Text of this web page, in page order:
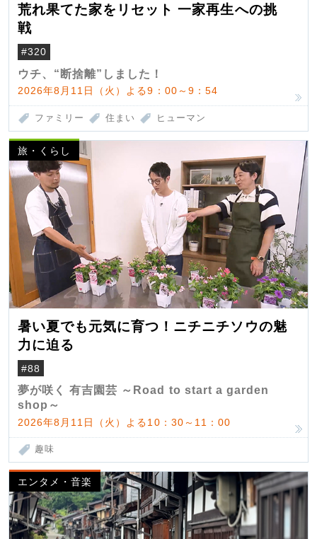
荒れ果てた家をリセット 一家再生への挑
戦
#320
ウチ、“断捨離”しました！
2026年8月11日（火）よる9：00～9：54
ファミリー 住まい ヒューマン
旅・くらし
暑い夏でも元気に育つ！ニチニチソウの魅
力に迫る
#88
夢が咲く 有吉園芸 ～Road to start a garden
shop～
2026年8月11日（火）よる10：30～11：00
趣味
エンタメ・音楽